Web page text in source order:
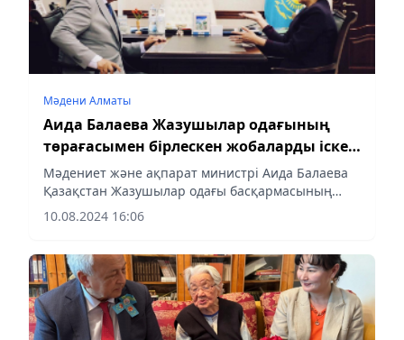
Мәдени Алматы
Аида Балаева Жазушылар одағының
төрағасымен бірлескен жобаларды іске
асыру мәселелерін талқылады
Мәдениет және ақпарат министрі Аида Балаева
Қазақстан Жазушылар одағы басқармасының
Төрағасы Мереке Құлкеновпен кездесті.
10.08.2024 16:06